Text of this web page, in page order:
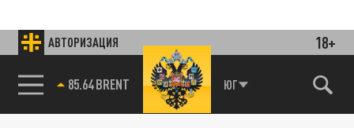
АВТОРИЗАЦИЯ 18+
85.64 BRENT ЮГ